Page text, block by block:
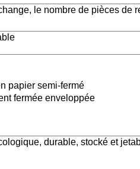
le nombre de pièces de
papier semi-fermé
fermée enveloppée
durable, stocké et